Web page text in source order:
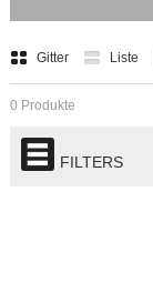
Gitter Liste
0 Produkte
FILTERS